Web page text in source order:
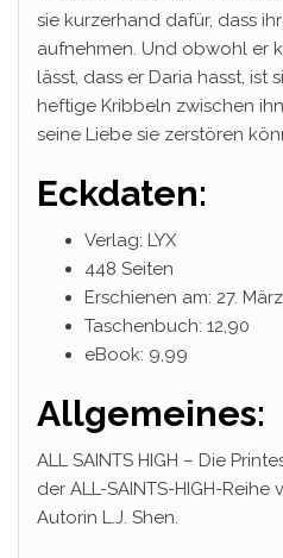
sie kurzerhand dafür, dass
aufnehmen. Und obwohl er
lässt, dass er Daria hasst, ist
heftige Kribbeln zwischen
seine Liebe sie zerstören
Eckdaten:
Verlag: LYX
448 Seiten
Erschienen am: 27.
Taschenbuch: 12,90
eBook: 9,99
Allgemeines:
ALL SAINTS HIGH – Die
der ALL-SAINTS-HIGH-Reihe
Autorin L.J. Shen.